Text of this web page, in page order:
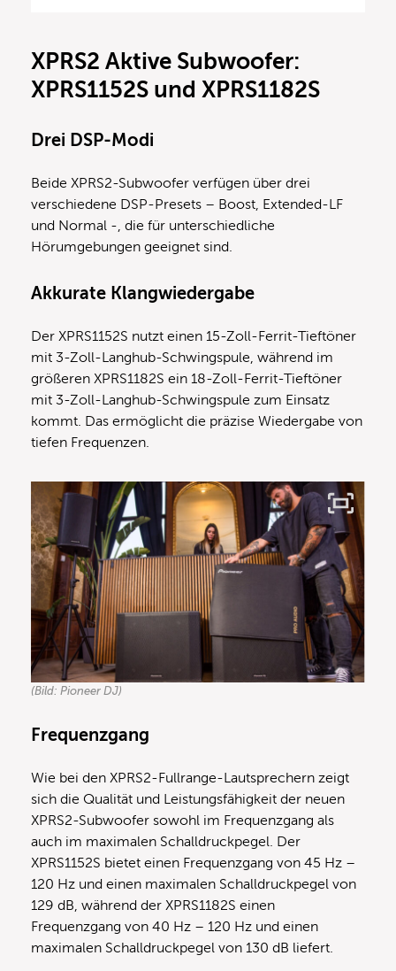
XPRS2 Aktive Subwoofer:
XPRS1152S und XPRS1182S
Drei DSP-Modi
Beide XPRS2-Subwoofer verfügen über drei
verschiedene DSP-Presets – Boost, Extended-LF
und Normal -, die für unterschiedliche
Hörumgebungen geeignet sind.
Akkurate Klangwiedergabe
Der XPRS1152S nutzt einen 15-Zoll-Ferrit-Tieftöner
mit 3-Zoll-Langhub-Schwingspule, während im
größeren XPRS1182S ein 18-Zoll-Ferrit-Tieftöner
mit 3-Zoll-Langhub-Schwingspule zum Einsatz
kommt. Das ermöglicht die präzise Wiedergabe von
tiefen Frequenzen.
(Bild: Pioneer DJ)
Frequenzgang
Wie bei den XPRS2-Fullrange-Lautsprechern zeigt
sich die Qualität und Leistungsfähigkeit der neuen
XPRS2-Subwoofer sowohl im Frequenzgang als
auch im maximalen Schalldruckpegel. Der
XPRS1152S bietet einen Frequenzgang von 45 Hz –
120 Hz und einen maximalen Schalldruckpegel von
129 dB, während der XPRS1182S einen
Frequenzgang von 40 Hz – 120 Hz und einen
maximalen Schalldruckpegel von 130 dB liefert.